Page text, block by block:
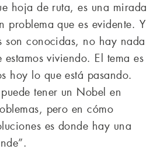
hoja de ruta, es una mirada
problema que es evidente. Y
son conocidas, no hay nada
viviendo. El tema es
hoy lo que está pasando.
tener un Nobel en
pero en cómo
es donde hay una